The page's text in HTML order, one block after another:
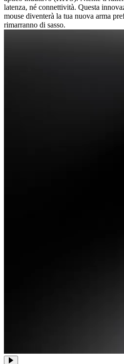
latenza, né connettività. Questa
mouse diventerà la tua nuova arma
rimarranno di sasso.